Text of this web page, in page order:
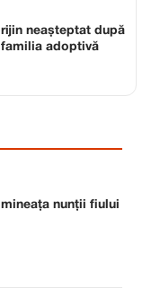
neașteptat după
adoptivă
nunții fiului